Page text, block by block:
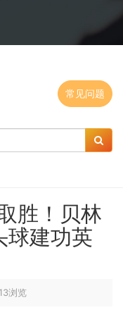
常见问题
胜！贝林
球建功英
13浏览